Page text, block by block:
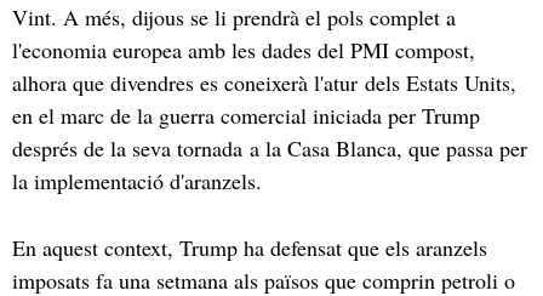
Vint. A més, dijous se li prendrà el pols complet a
l'economia europea amb les dades del PMI compost,
alhora que divendres es coneixerà l'atur dels Estats Units,
en el marc de la guerra comercial iniciada per Trump
després de la seva tornada a la Casa Blanca, que passa per
la implementació d'aranzels.
En aquest context, Trump ha defensat que els aranzels
imposats fa una setmana als països que comprin petroli o